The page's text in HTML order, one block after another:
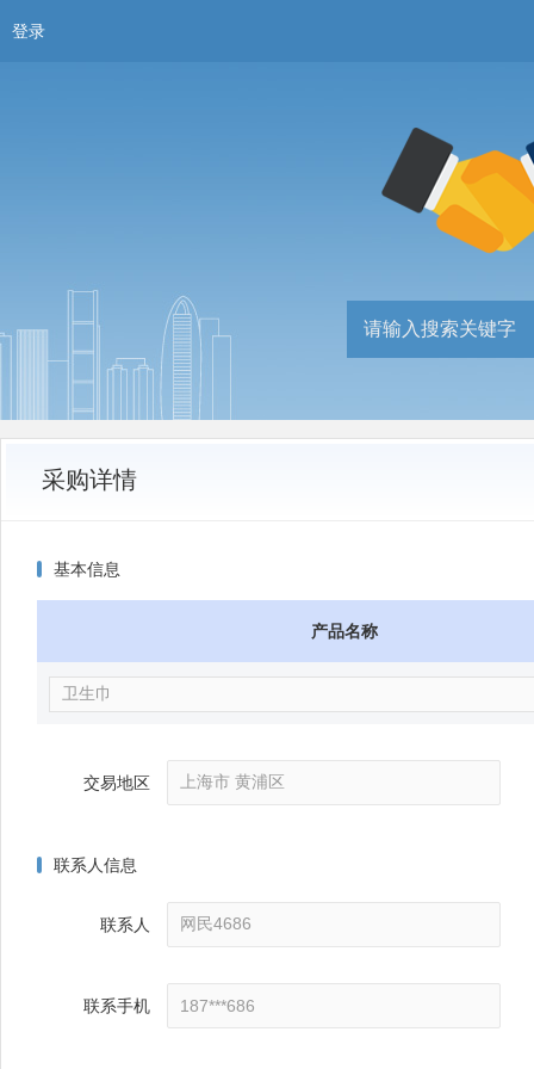
登录
采购详情
基本信息
产品名称
交易地区
联系人信息
联系人
联系手机